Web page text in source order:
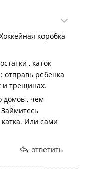
коробка
, каток
отправь ребенка
и трещинах.
домов , чем
Или сами
ответить